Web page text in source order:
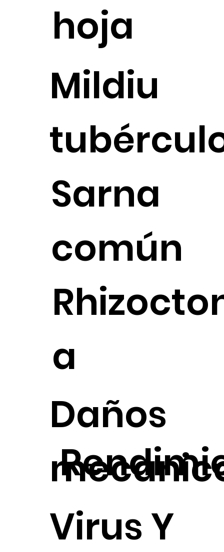
hoja
Sarna
común
Daños
Mildiu
a
Virus Y